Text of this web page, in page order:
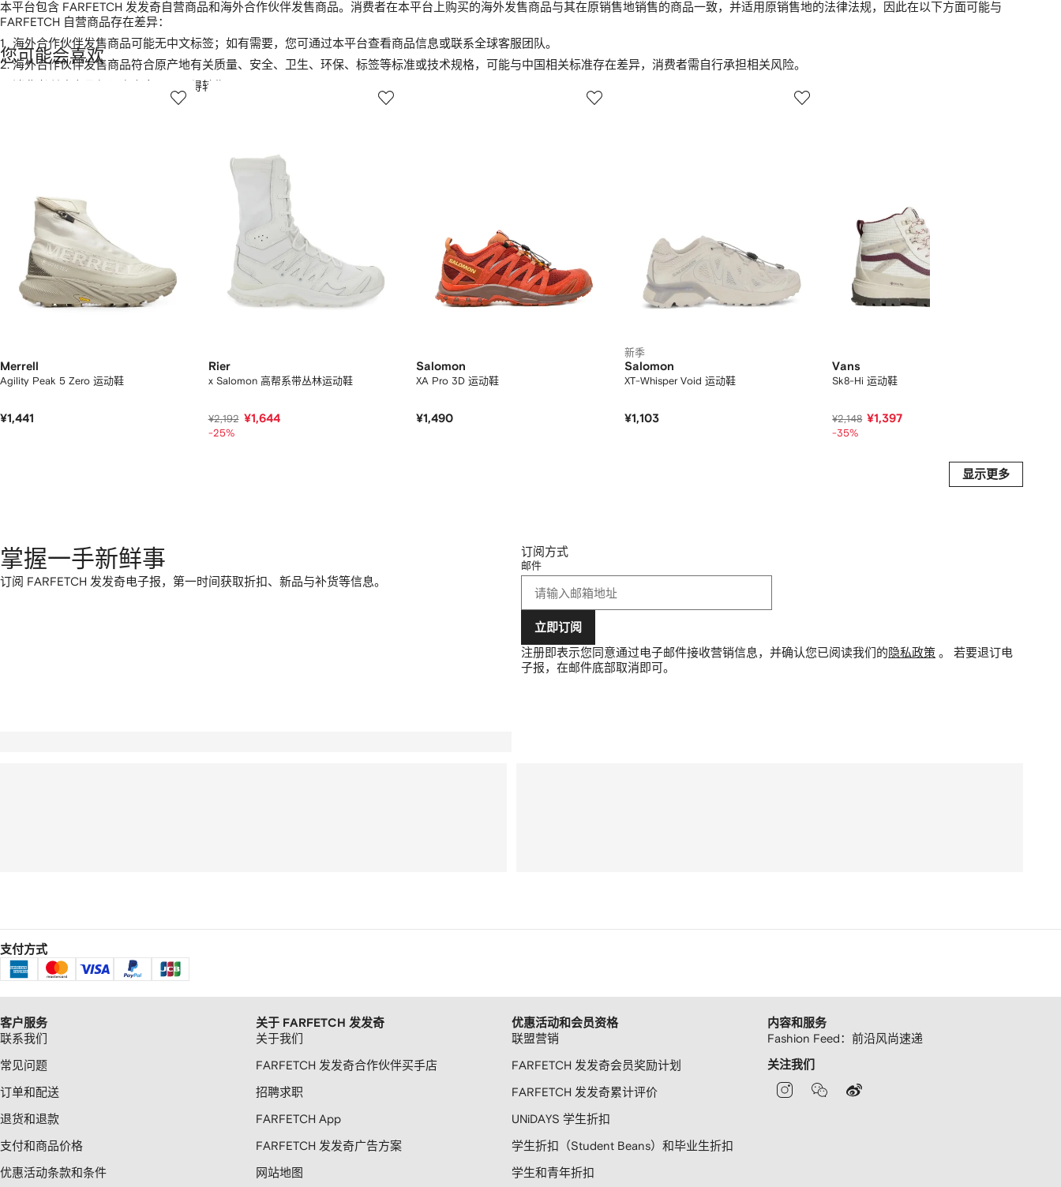
本平台包含 FARFETCH 发发奇自营商品和海外合作伙伴发售商品。消费者在本平台上购买的海外发售商品与其在原销售地销售的商品一致，并适用原销售地的法律法规，因此在以下方面可能与
FARFETCH 自营商品存在差异：
1. 海外合作伙伴发售商品可能无中文标签；如有需要，您可通过本平台查看商品信息或联系全球客服团队。
2. 海外合作伙伴发售商品符合原产地有关质量、安全、卫生、环保、标签等标准或技术规格，可能与中国相关标准存在差异，消费者需自行承担相关风险。
消费者所购商品仅限个人自用，不得转售。
您可能会喜欢
Merrell
Agility Peak 5 Zero 运动鞋
¥1,441
2
Rier
x Salomon 高帮系带丛林运动鞋
¥2,192 ¥1,644
-25%
Salomon
XA Pro 3D 运动鞋
¥1,490
新季
Salomon
XT-Whisper Void 运动鞋
¥1,103
Vans
Sk8-Hi 运动鞋
¥2,148 ¥1,397
-35%
显示更多
掌握一手新鲜事
订阅 FARFETCH 发发奇电子报，第一时间获取折扣、新品与补货等信息。
订阅方式
邮件
立即订阅
注册即表示您同意通过电子邮件接收营销信息，并确认您已阅读我们的 隐私政策 。 若要退订电
子报，在邮件底部取消即可。
支付方式
客户服务
联系我们
常见问题
订单和配送
退货和退款
支付和商品价格
优惠活动条款和条件
关于 FARFETCH 发发奇
关于我们
FARFETCH 发发奇合作伙伴买手店
招聘求职
FARFETCH App
FARFETCH 发发奇广告方案
网站地图
优惠活动和会员资格
联盟营销
FARFETCH 发发奇会员奖励计划
FARFETCH 发发奇累计评价
UNiDAYS 学生折扣
学生折扣（Student Beans）和毕业生折扣
学生和青年折扣
内容和服务
Fashion Feed：前沿风尚速递
关注我们